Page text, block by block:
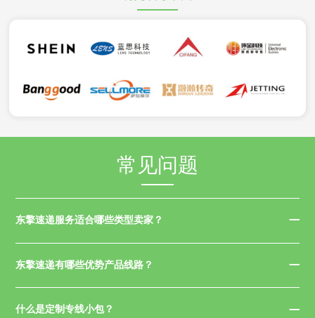
常见问题
东擎速递服务适合哪些类型卖家？
东擎速递有哪些优势产品线路？
什么是定制专线小包？